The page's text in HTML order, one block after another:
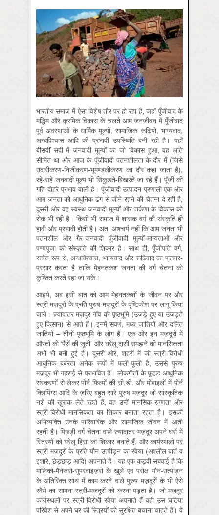
भारतीय समाज में ऐसा विशेष तौर पर हो रहा है, जहाँ पूँजीवाद के
मद्धिम और क्रमिक विकास के चलते आम जनजीवन में पूँजीवाद
पूर्व अवस्थाओं के धार्मिक मूल्यों, सामाजिक रूढ़ियों, भाग्यवाद,
अन्धविश्वास आदि की प्रभावी उपस्थिति बनी रही है। यहाँ
बीसवीं सदी में जनवादी मूल्यों का जो विकास हुआ, वह अति
सीमित था और आज के पूँजीवादी पतनशीलता के दौर में (जिसे
उदारीकरण-निजीकरण-भूमण्डलीकरण का दौर कहा जाता है),
रहे-सहे जनवादी मूल्य भी सिकुड़ते-बिखरते जा रहे हैं। पूँजी की
गति दोहरे प्रभाव वाली है। पूँजीवादी उत्पादन प्रणाली एक ओर
आम जनता को आधुनिक ढंग से जीने-रहने की चेतना दे रही है,
दूसरी ओर वह स्वस्थ जनवादी मूल्यों और तर्कणा के विकास को
रोक भी रही है। किसी भी समाज में शासक वर्ग की संस्कृति ही
हावी और प्रभावी होती है। अतः आश्चर्य नहीं कि आम जनता भी
पतनशील और ग़ैर-जनवादी पूँजीवादी मूल्यों-मान्यताओं और
पण्यपूजा की संस्कृति की शिकार है। साथ ही, पूँजीपति वर्ग,
सचेत रूप से, अन्धविश्वास, भाग्यवाद और रूढ़िवाद का प्रचार-
प्रसार करता है ताकि मेहनतकश जनता की वर्ग चेतना को
कुण्ठित करते रहा जा सके।
आइये, अब इसी बात को आम मेहनतकशों के जीवन पर और
स्त्री मज़दूरों के प्रति पुरुष-मज़दूरों के दृष्टिकोण पर लागू किया
जाये। ज़्यादातर मज़दूर गाँव की पृष्ठभूमि (उजड़े हुए या उजड़ते
हुए किसान) से आते हैं। इनमें सवर्ण, मध्य जातियों और दलित
जातियों – तीनों पृष्ठभूमि के लोग हैं। एक ओर इन मज़दूरों में
औरतों को ‘पैरों की जूती’ और घरेलू दासी समझने की मानसिकता
अभी भी बनी हुई है। दूसरी ओर, शहरों में जो स्त्री-विरोधी
आधुनिक बर्बरता अनेक रूपों में फली-फूली है, उससे पुरुष
मज़दूर भी गहराई से प्रभावित हैं। लोकगीतों के फूहड़ आधुनिक
संस्करणों से लेकर पोर्न फिल्मों की सी.डी. और मोबाइलों में पोर्न
क्लिपिंग्स आदि के ज़रिए बहुत सारे पुरुष मज़दूर जो सांस्कृतिक
नशे की खुराक लेते रहते हैं, वह उन्हें मानसिक रुग्णता और
स्त्री-विरोधी मानसिकता का शिकार बनाता रहता है। इसकी
अभिव्यक्ति उनके पारिवारिक और सामाजिक जीवन में आती
रहती है। पिछड़ी वर्ग चेतना वाले ज़्यादातर मज़दूर अपने घरों में
स्त्रियों को घरेलू हिंसा का शिकार बनाते हैं, और कार्यस्थलों पर
स्त्री मज़दूरों के प्रति यौन उत्पीड़न का रवैया (अश्लील बातें व
इशारे, छेड़छाड़ आदि) अपनाते हैं। यह एक कड़वी सच्चाई है कि
मालिकों-मैनेजरों-सुपरवाइज़रों के खुले एवं परोक्ष यौन-उत्पीड़न
के अतिरिक्त साथ में काम करने वाले पुरुष मज़दूरों के भी ऐसे
रवैये का सामना स्त्री-मज़दूरों को करना पड़ता है। जो मज़दूर
कार्यस्थलों पर स्त्री-विरोधी रवैया अपनाते हैं वही उस घटिया
परिवेश से अपने घर की स्त्रियों को सुरक्षित बचाना चाहते हैं। वे